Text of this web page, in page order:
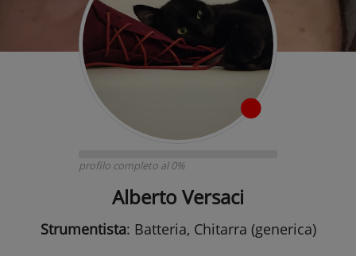
profilo completo al 0%
Alberto Versaci
Strumentista: Batteria, Chitarra (generica)